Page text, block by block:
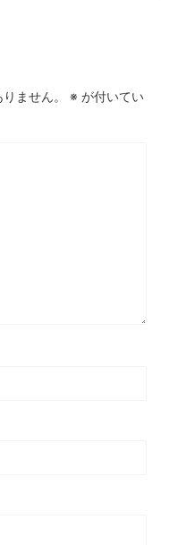
ません。 ※ が付いてい